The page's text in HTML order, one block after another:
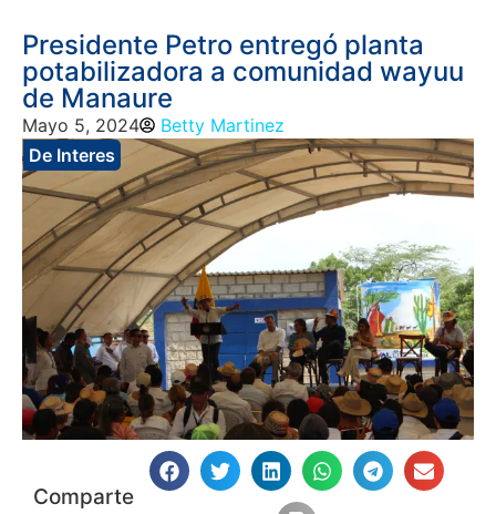
Presidente Petro entregó planta
potabilizadora a comunidad wayuu
de Manaure
Mayo 5, 2024
Betty Martinez
De Interes
Comparte